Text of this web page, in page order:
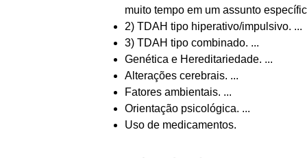
muito tempo em um assunto
2) TDAH tipo hiperativo/impulsivo. ...
3) TDAH tipo combinado. ...
Genética e Hereditariedade. ...
Alterações cerebrais. ...
Fatores ambientais. ...
Orientação psicológica. ...
Uso de medicamentos.